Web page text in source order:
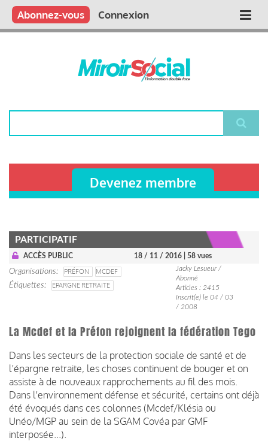
Aller
contenu
Main
Qui sommes nous ?
Vous publiez
Nous publions
Contactez-nous
Abonnez-vous Connexion
Devenez membre
PARTICIPATIF
ACCÈS PUBLIC 18 / 11 / 2016 | 58 vues
Organisations PRÉFON
MCDEF
Étiquettes
EPARGNE RETRAITE
Jacky Lesueur /
Abonné
Articles : 2415
Inscrit(e) le 04 / 03
/ 2008
La Mcdef et la Préfon rejoignent la fédération Tego
Dans les secteurs de la protection sociale de santé et de
l'épargne retraite, les choses continuent de bouger et on
assiste à de nouveaux rapprochements au fil des mois.
Dans l'environnement défense et sécurité, certains ont déjà
été évoqués dans ces colonnes (Mcdef/Klésia ou
Unéo/MGP au sein de la SGAM Covéa par GMF
interposée...).